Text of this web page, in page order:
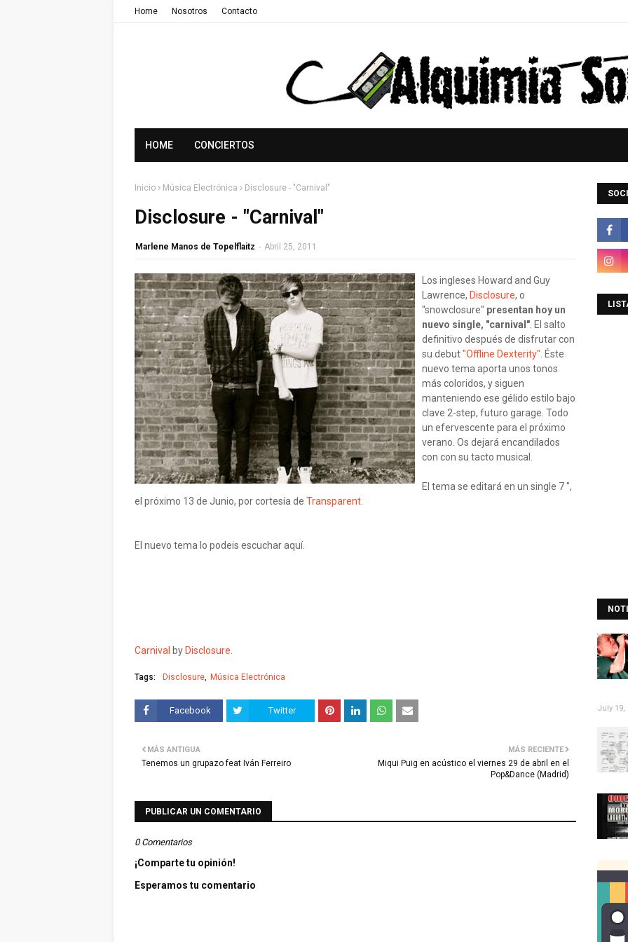
Home Nosotros Contacto
HOME CONCIERTOS
Inicio Música Electrónica Disclosure - "Carnival"
Disclosure - "Carnival"
Marlene Manos de Topelflaitz - Abril 25, 2011
Los ingleses Howard and Guy
Lawrence, Disclosure, o
"snowclosure" presentan hoy un
nuevo single, "carnival" . El salto
definitivo después de disfrutar con
su debut"Offline Dexterity" . Éste
nuevo tema aporta unos tonos
más coloridos, y siguen
manteniendo ese gélido estilo bajo
clave 2-step, futuro garage. Todo
un efervescente para el próximo
verano. Os dejará encandilados
con con su tacto musical.
El tema se editará en un single 7 ",
el próximo 13 de Junio, por cortesía de Transparent.
El nuevo tema lo podeis escuchar aquí.
Carnival by Disclosure.
Tags: Disclosure Música Electrónica
Facebook Twitter
MÁS RECIENTE
Miqui Puig en acústico el viernes 29 de abril en el
Pop&Dance (Madrid)
MÁS ANTIGUA
Tenemos un grupazo feat Iván Ferreiro
PUBLICAR UN COMENTARIO
0 Comentarios
¡Comparte tu opinión!
Esperamos tu comentario
July 19,